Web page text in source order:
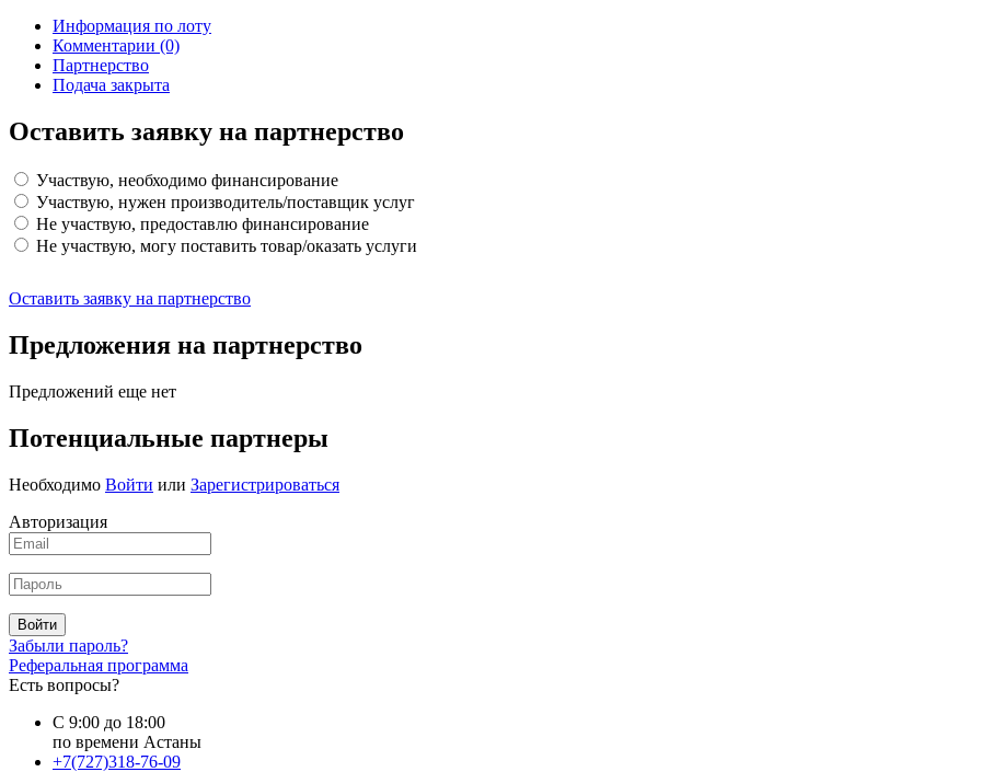
Информация по лоту
Комментарии (0)
Партнерство
Подача закрыта
Оставить заявку на партнерство
Участвую, необходимо финансирование
Участвую, нужен производитель/поставщик услуг
Не участвую, предоставлю финансирование
Не участвую, могу поставить товар/оказать услуги
Оставить заявку на партнерство
Предложения на партнерство
Предложений еще нет
Потенциальные партнеры
Необходимо Войти или Зарегистрироваться
Авторизация
Войти
Забыли пароль?
Реферальная программа
Есть вопросы?
С 9:00 до 18:00
по времени Астаны
+7(727)318-76-09